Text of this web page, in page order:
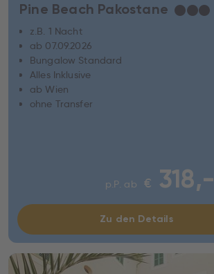
Pine Beach Pakostane ★★★
z.B. 1 Nacht
ab 07.09.2026
Bungalow Standard
Alles Inklusive
ab Wien
ohne Transfer
p.P. ab € 318,-
Zu den Details